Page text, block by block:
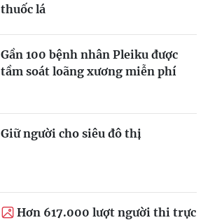
thuốc lá
Gần 100 bệnh nhân Pleiku được
tầm soát loãng xương miễn phí
Giữ người cho siêu đô thị
Hơn 617.000 lượt người thi trực